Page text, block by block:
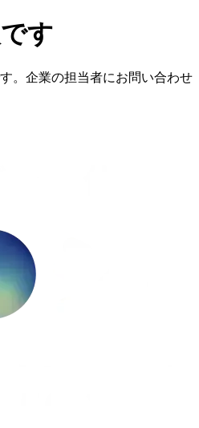
す
。企業の担当者にお問い合わせ